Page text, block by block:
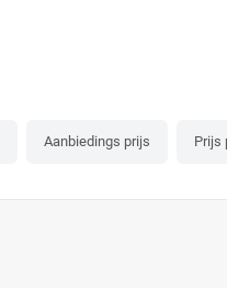
Aanbiedings prijs Prijs